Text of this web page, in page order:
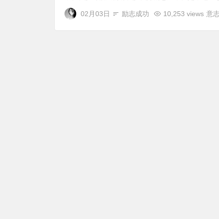
02月03日 励志成功 10,253 views 意